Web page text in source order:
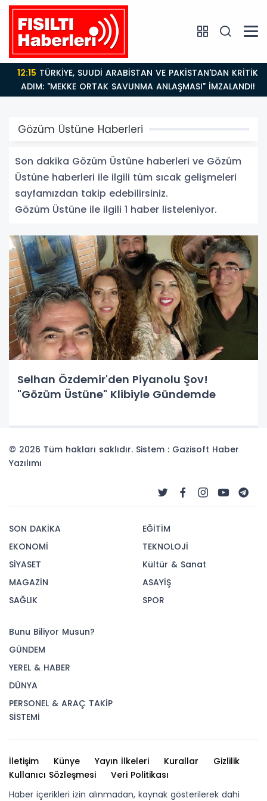
12:15TÜRKİYE, SUUDİ ARABİSTAN VE PAKİSTAN'DAN KRİTİK
ADIM: "MEKKE ORTAK SAVUNMA ANLAŞMASI" İMZALANDI!
Gözüm Üstüne Haberleri
Son dakika Gözüm Üstüne haberleri ve Gözüm
Üstüne haberleri ile ilgili tüm sıcak gelişmeleri
sayfamızdan takip edebilirsiniz.
Gözüm Üstüne ile ilgili 1 haber listeleniyor.
Selhan Özdemir'den Piyanolu Şov!
"Gözüm Üstüne" Klibiyle Gündemde
© 2026 Tüm hakları saklıdır. Sistem : Gazisoft Haber
Yazılımı
SON DAKİKA
EKONOMİ
SİYASET
MAGAZİN
SAĞLIK
EĞİTİM
TEKNOLOJİ
Kültür & Sanat
ASAYİŞ
SPOR
Bunu Biliyor Musun?
GÜNDEM
YEREL & HABER
DÜNYA
PERSONEL & ARAÇ TAKİP
SİSTEMİ
İletişim Künye Yayın İlkeleri Kurallar
Gizlilik
Kullanıcı Sözleşmesi
Veri Politikası
Haber içerikleri izin alınmadan, kaynak gösterilerek dahi